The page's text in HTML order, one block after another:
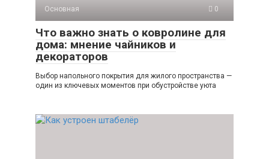
Основная 0
Что важно знать о ковролине для
дома: мнение чайников и
декораторов
Выбор напольного покрытия для жилого пространства —
один из ключевых моментов при обустройстве уюта